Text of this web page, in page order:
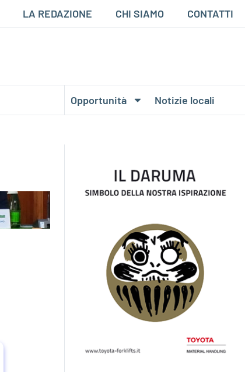
LA REDAZIONE CHI SIAMO CONTATTI
Opportunità Notizie locali